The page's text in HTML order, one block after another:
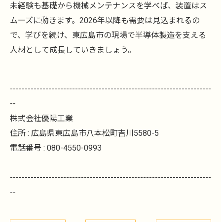
未経験も基礎から機械メンテナンスを学べば、装置はス
ムーズに動きます。2026年以降も需要は見込まれるの
で、学びを続け、東広島市の現場で半導体製造を支える
人材として成長していきましょう。
--------------------------------------------------------------------
--
株式会社優陽工業
住所 : 広島県東広島市八本松町吉川5580-5
電話番号 : 080-4550-0993
--------------------------------------------------------------------
--